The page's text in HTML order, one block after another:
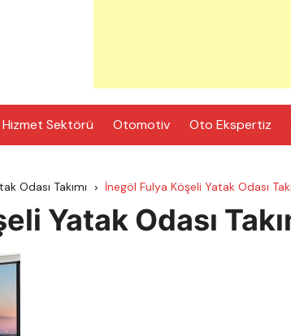
Hizmet Sektörü Otomotiv Oto Ekspertiz
Odası Takımı İnegöl Fulya Köşeli Yatak Odası
Yatak Odası